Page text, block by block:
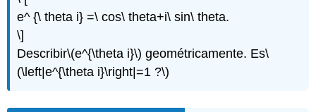
e^ {\ theta i} =\ cos\ theta+i\ sin\ theta.
\]
Describir\(e^{\theta i}\) geométricamente. Es\
(\left|e^{\theta i}\right|=1 ?\)